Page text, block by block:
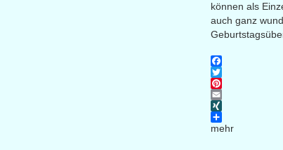
können als
auch ganz
Facebook
Twitter
Pinterest
Email
XING
mehr